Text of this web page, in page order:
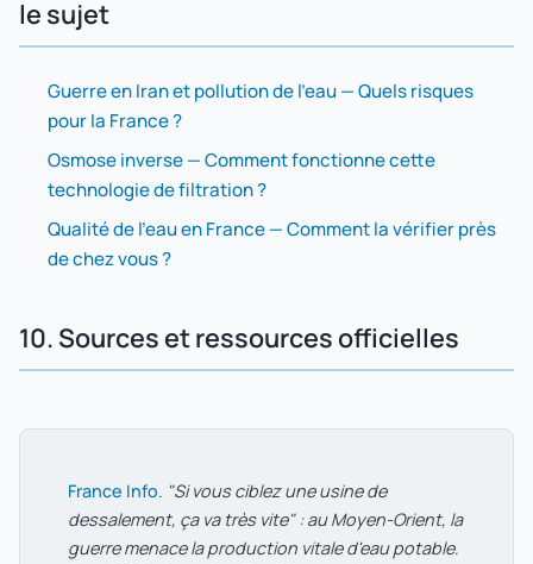
le sujet
Guerre en Iran et pollution de l'eau — Quels risques
pour la France ?
Osmose inverse — Comment fonctionne cette
technologie de filtration ?
Qualité de l'eau en France — Comment la vérifier près
de chez vous ?
10. Sources et ressources officielles
France Info. "Si vous ciblez une usine de
dessalement, ça va très vite" : au Moyen-Orient, la
guerre menace la production vitale d'eau potable.